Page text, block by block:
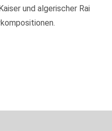
und algerischer Rai